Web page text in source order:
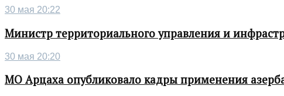
30 мая 20:22
Министр территориального управления и
30 мая 20:20
МО Арцаха опубликовало кадры применения